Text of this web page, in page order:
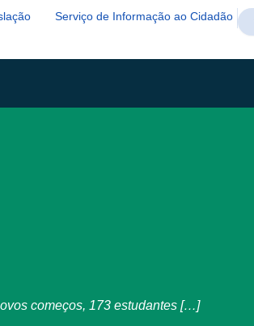
Serviço de Informação ao Cidadão
começos, 173 estudantes […]